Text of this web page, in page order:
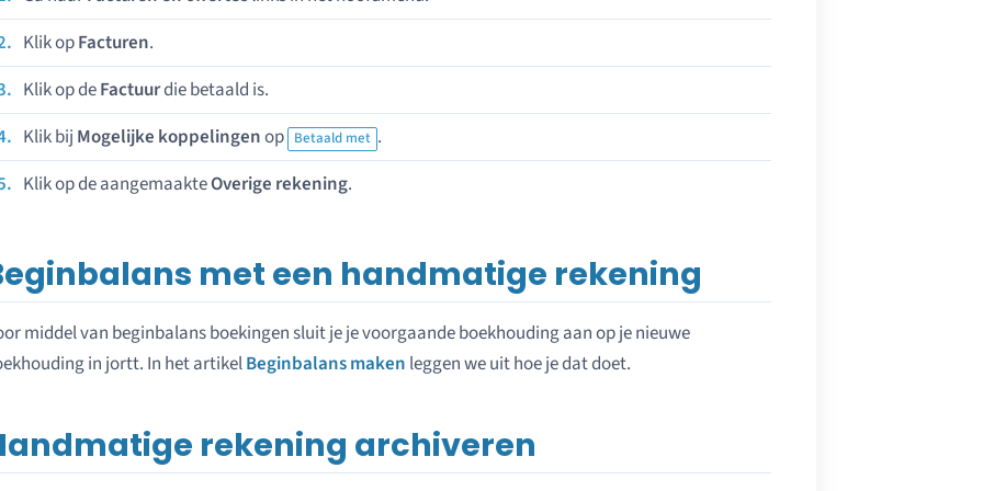
Klik opFacturen.
Klik op deFactuurdie betaald is.
Klik bij Mogelijke koppelingenop Betaald met .
Klik op de aangemaakteOverige rekening.
met een handmatige rekening
middel van beginbalans boekingen sluit je je voorgaande boekhouding aan op je nieuwe
in jortt. In het artikelBeginbalans maken leggen we uit hoe je dat doet.
rekening archiveren